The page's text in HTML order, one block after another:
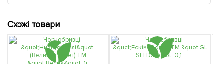
Схожі товари